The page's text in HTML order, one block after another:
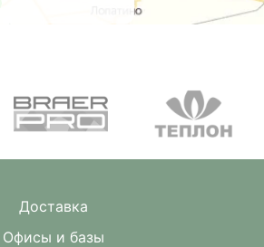
Доставка
Офисы и базы